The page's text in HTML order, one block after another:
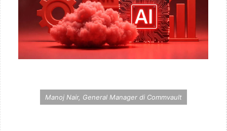
Manoj Nair, General Manager di Commvault